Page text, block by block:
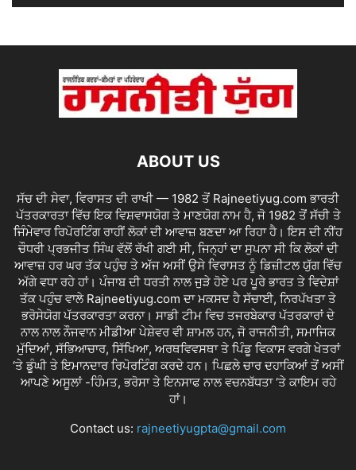
ABOUT US
ਸੱਚ ਦੀ ਸੇਵਾ, ਵਿਰਾਸਤ ਦੀ ਰਾਖੀ — 1982 ਤੋਂ Rajneetiyug.com ਭਾਰਤੀ
ਪੱਤਰਕਾਰਤਾ ਵਿੱਚ ਇਕ ਵਿਸ਼ਵਾਸਯੋਗ ਤੇ ਮਾਣਯੋਗ ਨਾਮ ਹੈ, ਜੋ 1982 ਤੋਂ ਸੱਚੀ ਤੇ
ਜਿੰਮੇਵਾਰ ਰਿਪੋਰਟਿੰਗ ਰਾਹੀਂ ਲੋਕਾਂ ਦੀ ਆਵਾਜ਼ ਬਣਦਾ ਆ ਰਿਹਾ ਹੈ। ਇਸ ਦੀ ਨੀਂਹ
ਚੌਧਰੀ ਪ੍ਰਭਜੀਤ ਸਿੰਘ ਵੱਲੋਂ ਰੱਖੀ ਗਈ ਸੀ, ਜਿਨ੍ਹਾਂ ਦਾ ਸੁਪਨਾ ਸੀ ਕਿ ਲੋਕਾਂ ਦੀ
ਆਵਾਜ਼ ਹਰ ਘਰ ਤੱਕ ਪਹੁੰਚ ਤੇ ਅੱਜ ਅਸੀਂ ਉਸੇ ਵਿਰਾਸਤ ਨੂੰ ਡਿਜ਼ੀਟਲ ਯੁੱਗ ਵਿੱਚ
ਅੱਗੇ ਵਧਾ ਰਹੇ ਹਾਂ। ਪੰਜਾਬ ਦੀ ਧਰਤੀ ਨਾਲ ਜੁੜੇ ਹੋਏ ਪਰ ਪੂਰੇ ਭਾਰਤ ਤੇ ਵਿਦੇਸ਼ਾਂ
ਤੱਕ ਪਹੁੰਚ ਵਾਲੇ Rajneetiyug.com ਦਾ ਮਕਸਦ ਹੈ ਸੱਚਾਈ, ਨਿਰਪੱਖਤਾ ਤੇ
ਭਰੋਸੇਯੋਗ ਪੱਤਰਕਾਰਤਾ ਕਰਨਾ। ਸਾਡੀ ਟੀਮ ਵਿਚ ਤਜਰਬੇਕਾਰ ਪੱਤਰਕਾਰਾਂ ਦੇ
ਨਾਲ ਨਾਲ ਨੌਜਵਾਨ ਮੀਡੀਆ ਪੇਸ਼ੇਵਰ ਵੀ ਸ਼ਾਮਲ ਹਨ, ਜੋ ਰਾਜਨੀਤੀ, ਸਮਾਜਿਕ
ਮੁੱਦਿਆਂ, ਸੱਭਿਆਚਾਰ, ਸਿੱਖਿਆ, ਅਰਥਵਿਵਸਥਾ ਤੇ ਪਿੰਡੂ ਵਿਕਾਸ ਵਰਗੇ ਖੇਤਰਾਂ
‘ਤੇ ਡੂੰਘੀ ਤੇ ਇਮਾਨਦਾਰ ਰਿਪੋਰਟਿੰਗ ਕਰਦੇ ਹਨ। ਪਿਛਲੇ ਚਾਰ ਦਹਾਕਿਆਂ ਤੋਂ ਅਸੀਂ
ਆਪਣੇ ਅਸੂਲਾਂ -ਹਿੰਮਤ, ਭਰੋਸਾ ਤੇ ਇਨਸਾਫ ਨਾਲ ਵਚਨਬੱਧਤਾ ‘ਤੇ ਕਾਇਮ ਰਹੇ
ਹਾਂ।
Contact us: rajneetiyugpta@gmail.com